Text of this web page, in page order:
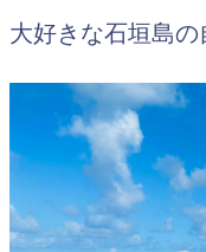
大好きな石垣島の